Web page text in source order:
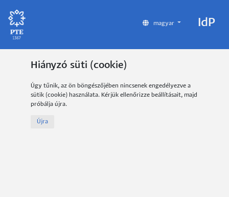
magyar IdP
Hiányzó süti (cookie)
Úgy tűnik, az ön böngészőjében nincsenek engedélyezve a
sütik (cookie) használata. Kérjük ellenőrizze beállításait, majd
próbálja újra.
Újra